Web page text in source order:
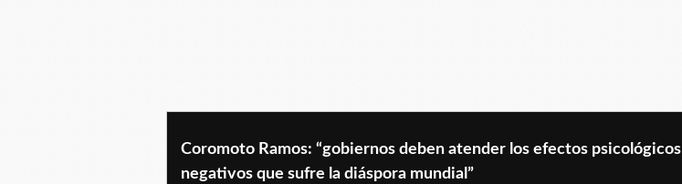
Coromoto Ramos: “gobiernos deben atender los efectos psicológicos
negativos que sufre la diáspora mundial”